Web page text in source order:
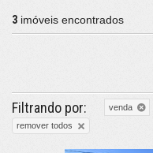
3 imóveis encontrados
Filtrando por: venda
remover todos